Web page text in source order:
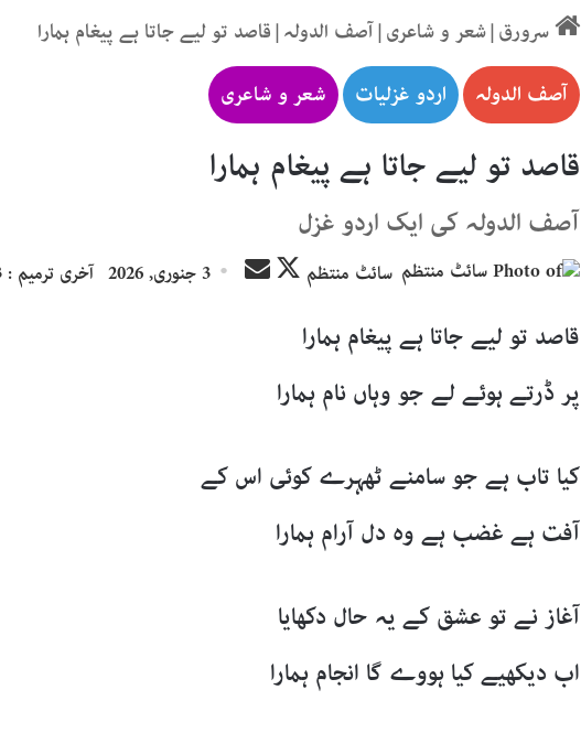
سرورق|شعر و شاعری|آصف الدولہ|قاصد تو لیے جاتا ہے پیغام ہمارا
آصف الدولہ اردو غزلیات شعر و شاعری
قاصد تو لیے جاتا ہے پیغام ہمارا
آصف الدولہ کی ایک اردو غزل
سائٹ منتظم
Follow
Send3 جنوری, 2026 آخری ترمیم : 3 جنوری, 2026
قاصد تو لیے جاتا ہے پیغام ہمارا
پر ڈرتے ہوئے لے جو وہاں نام ہمارا
کیا تاب ہے جو سامنے ٹھہرے کوئی اس کے
آفت ہے غضب ہے وہ دل آرام ہمارا
آغاز نے تو عشق کے یہ حال دکھایا
اب دیکھیے کیا ہووے گا انجام ہمارا